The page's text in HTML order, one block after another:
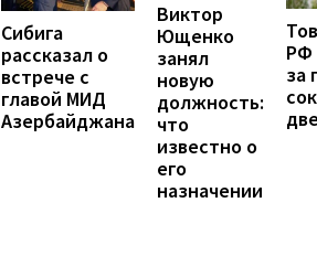
Сибига
рассказал о
встрече с
главой МИД
Азербайджана
Виктор
Ющенко
занял
новую
должность:
что
известно о
его
назначении
РФ
за